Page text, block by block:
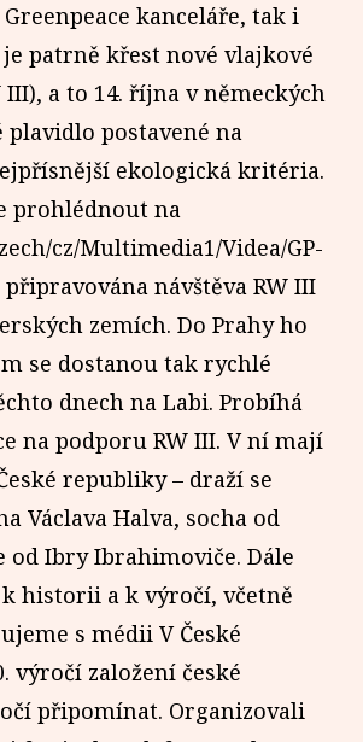
kanceláře, tak i
patrně křest nové vlajkové
a to 14. října v německých
plavidlo postavené na
ekologická kritéria.
prohlédnout na
cz/Multimedia1/Videa/GP-
návštěva RW III
zemích. Do Prahy ho
se dostanou tak rychlé
dnech na Labi. Probíhá
na podporu RW III. V ní mají
republiky – draží se
Václava Halva, socha od
od Ibry Ibrahimoviče. Dále
historii a k výročí, včetně
s médii V České
výročí založení české
připomínat. Organizovali